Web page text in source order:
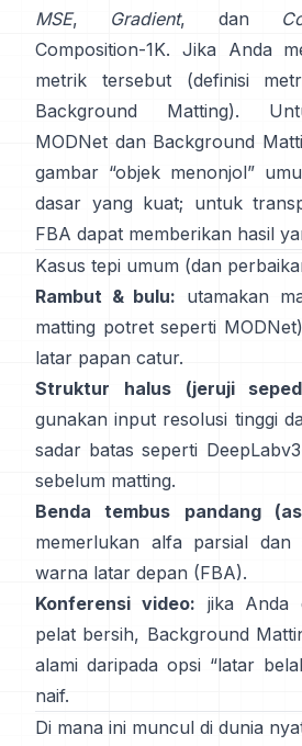
MSE, Gradient, dan
Composition-1K. Jika Anda
metrik tersebut
(definisi
Background Matting).
MODNet dan Background
gambar “objek menonjol”
dasar yang kuat; untuk
FBA dapat memberikan hasil
Kasus tepi umum (dan
Rambut & bulu: utamakan
matting potret seperti MODNet
latar papan catur.
Struktur halus (jeruji
gunakan input resolusi tinggi
sadar batas seperti
sebelum matting.
Benda tembus pandang
memerlukan alfa parsial dan
warna latar depan (FBA).
Konferensi video: jika Anda
pelat bersih, Background
alami daripada opsi “latar
naif.
Di mana ini muncul di dunia